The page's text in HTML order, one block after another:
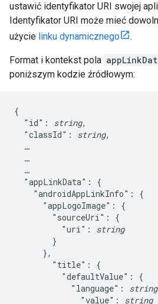
ustawić identyfikator URI swojej
Identyfikator URI może mieć
użycie linku dynamicznego .
Format i kontekst pola
poniższym kodzie źródłowym:
{
  "id":
string,
  "classId":
string,
  …
  …
  …
  "appLinkData": {
    "androidAppLinkInfo": {
      "appLogoImage": {
        "sourceUri": {
          "uri":
string
        }
      },
        "title": {
          "defaultValue": {
            "language":
string
              "value":
string